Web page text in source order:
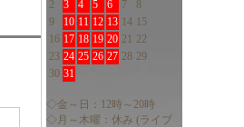
2
3 4 5 6 7
8
9
10 11 12 13 14 15
16 17 18 19 20 21 22
23 24 25 26 27 28 29
30 31
◇金～日：12時～20時
◇月～木曜：休み (ライブ